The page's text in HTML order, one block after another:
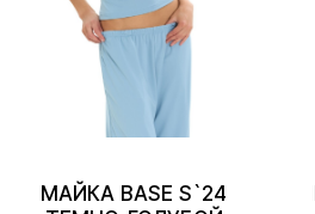
МАЙКА BASE S`24